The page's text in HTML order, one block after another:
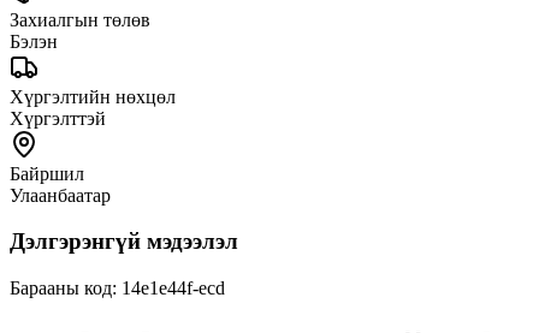
Захиалгын төлөв
Бэлэн
Хүргэлтийн нөхцөл
Хүргэлттэй
Байршил
Улаанбаатар
Дэлгэрэнгүй мэдээлэл
Барааны код: 14e1e44f-ecd